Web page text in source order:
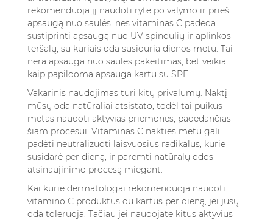
rekomenduoja jį naudoti ryte po valymo ir prieš
apsaugą nuo saulės, nes vitaminas C padeda
sustiprinti apsaugą nuo UV spindulių ir aplinkos
teršalų, su kuriais oda susiduria dienos metu. Tai
nėra apsauga nuo saulės pakeitimas, bet veikia
kaip papildoma apsauga kartu su SPF.
Vakarinis naudojimas turi kitų privalumų. Naktį
mūsų oda natūraliai atsistato, todėl tai puikus
metas naudoti aktyvias priemones, padedančias
šiam procesui. Vitaminas C nakties metu gali
padėti neutralizuoti laisvuosius radikalus, kurie
susidarė per dieną, ir paremti natūralų odos
atsinaujinimo procesą miegant.
Kai kurie dermatologai rekomenduoja naudoti
vitamino C produktus du kartus per dieną, jei jūsų
oda toleruoja. Tačiau jei naudojate kitus aktyvius